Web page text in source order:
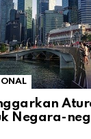
Negara-